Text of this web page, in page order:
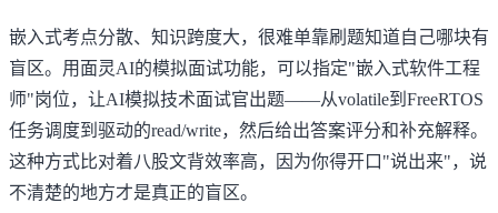
嵌入式考点分散、知识跨度大，很难单靠刷题知道自己哪块有
盲区。用 面灵AI的模拟面试功能，可以指定"嵌入式软件工程
师"岗位，让AI模拟技术面试官出题——从volatile到FreeRTOS
任务调度到驱动的read/write，然后给出答案评分和补充解释。
这种方式比对着八股文背效率高，因为你得开口"说出来"，说
不清楚的地方才是真正的盲区。